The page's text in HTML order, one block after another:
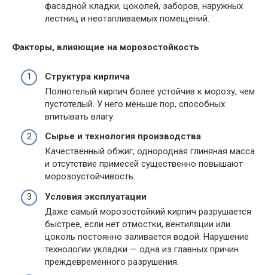
фасадной кладки, цоколей, заборов, наружных
лестниц и неотапливаемых помещений.
Факторы, влияющие на морозостойкость
Структура кирпича
Полнотелый кирпич более устойчив к морозу, чем
пустотелый. У него меньше пор, способных
впитывать влагу.
Сырье и технология производства
Качественный обжиг, однородная глиняная масса
и отсутствие примесей существенно повышают
морозоустойчивость.
Условия эксплуатации
Даже самый морозостойкий кирпич разрушается
быстрее, если нет отмостки, вентиляции или
цоколь постоянно заливается водой. Нарушение
технологии укладки — одна из главных причин
преждевременного разрушения.